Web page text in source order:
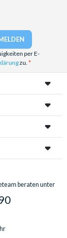
per E-
zu.
beraten unter